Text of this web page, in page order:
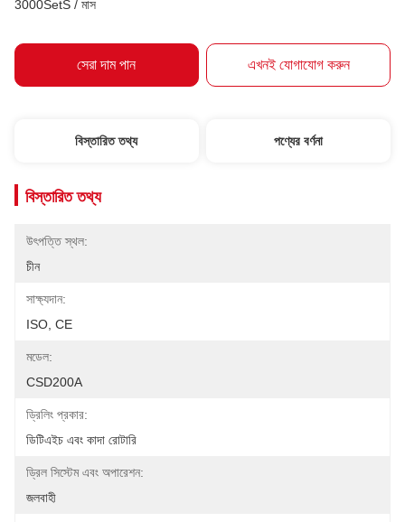
3000SetS / মাস
সেরা দাম পান এখনই যোগাযোগ করুন
বিস্তারিত তথ্য পণ্যের বর্ণনা
বিস্তারিত তথ্য
উৎপত্তি স্থল:
চীন
সাক্ষ্যদান:
ISO, CE
মডেল:
CSD200A
ড্রিলিং প্রকার:
ডিটিএইচ এবং কাদা রোটারি
ড্রিল সিস্টেম এবং অপারেশন:
জলবাহী